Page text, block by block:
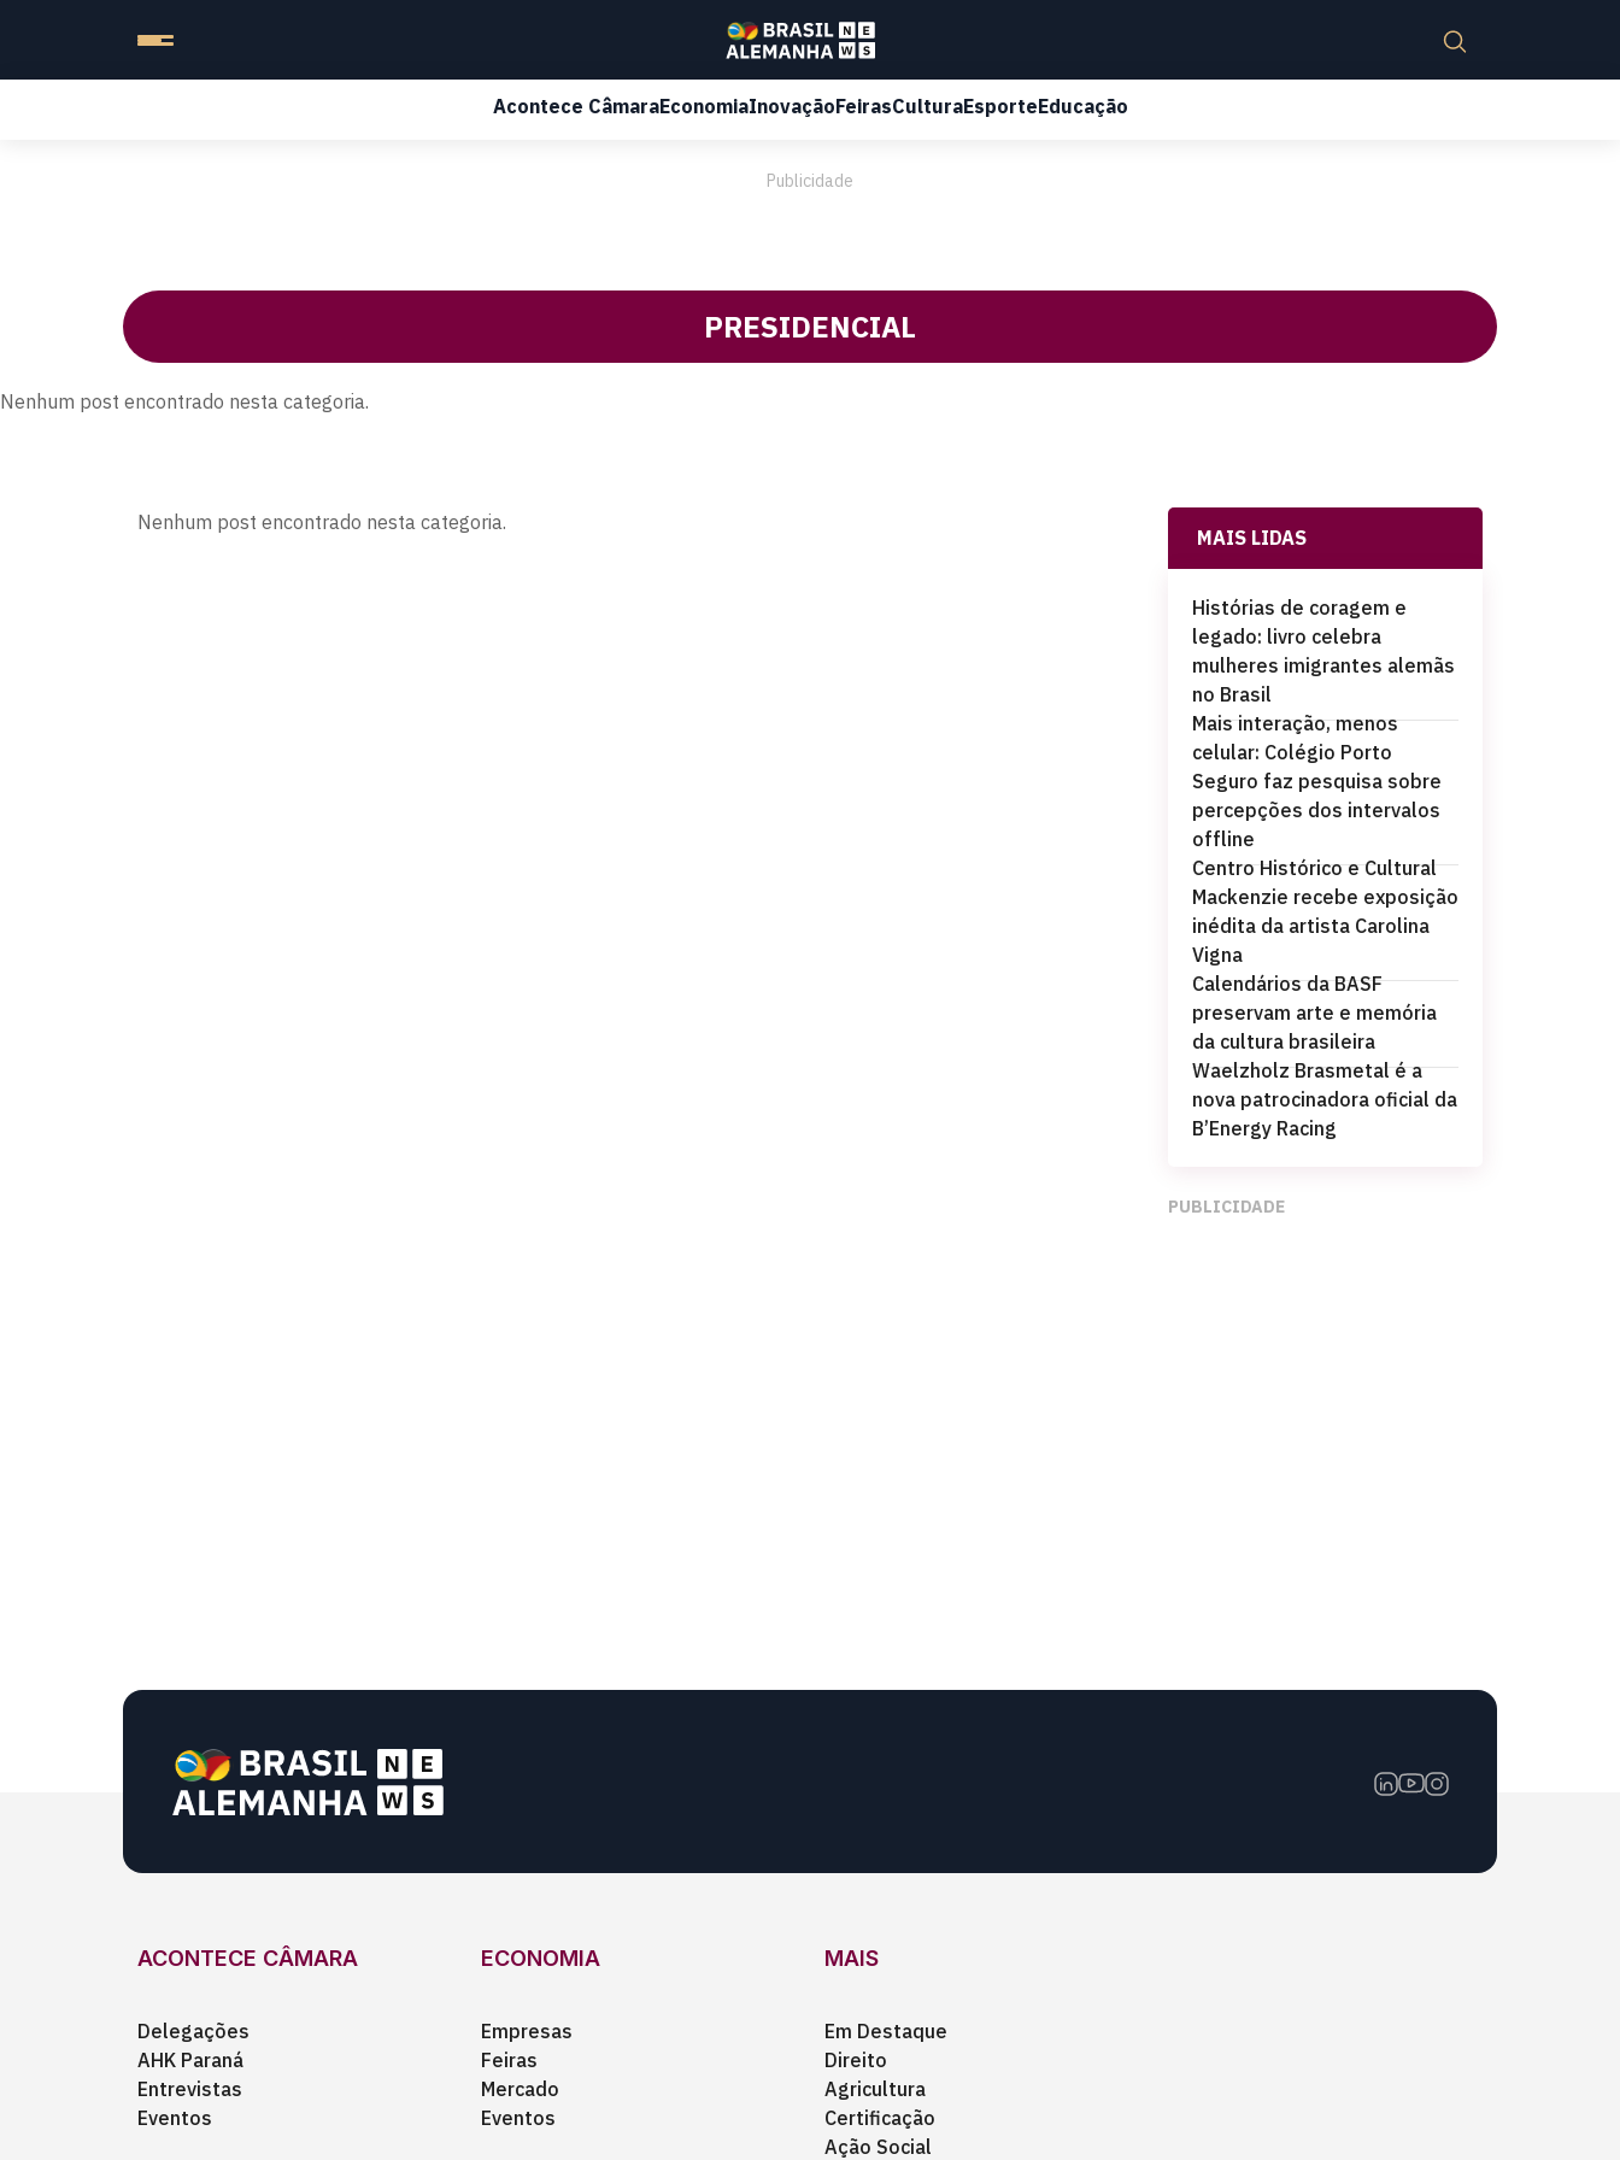
Acontece CâmaraEconomiaInovaçãoFeirasCulturaEsporteEducação
Publicidade
PRESIDENCIAL
Nenhum post encontrado nesta categoria.
Nenhum post encontrado nesta categoria.
MAIS LIDAS
Histórias de coragem e
legado: livro celebra
mulheres imigrantes alemãs
no Brasil
Mais interação, menos
celular: Colégio Porto
Seguro faz pesquisa sobre
percepções dos intervalos
offline
Centro Histórico e Cultural
Mackenzie recebe exposição
inédita da artista Carolina
Vigna
Calendários da BASF
preservam arte e memória
da cultura brasileira
Waelzholz Brasmetal é a
nova patrocinadora oficial da
B’Energy Racing
PUBLICIDADE
ACONTECE CÂMARA
Delegações
AHK Paraná
Entrevistas
Eventos
ECONOMIA
Empresas
Feiras
Mercado
Eventos
MAIS
Em Destaque
Direito
Agricultura
Certificação
Ação Social